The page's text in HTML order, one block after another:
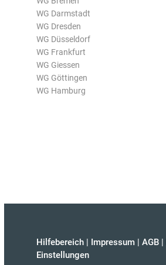
WG Darmstadt
WG Dresden
WG Düsseldorf
WG Frankfurt
WG Giessen
WG Göttingen
WG Hamburg
Hilfebereich | Impressum | AGB |
Einstellungen